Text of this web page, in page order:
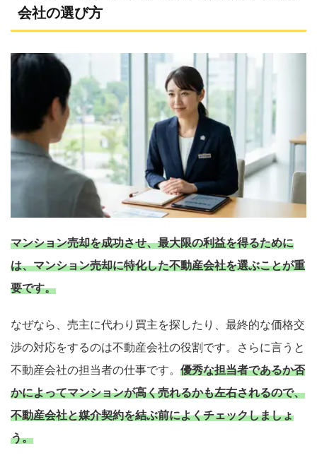
会社の選び方
マンション売却を成功させ、最大限の利益を得るために
は、マンション売却に特化した不動産会社を選ぶことが重
要です。
なぜなら、売主に代わり買主を探したり、最終的な価格交
渉の対応をするのは不動産会社の役割です。さらに言うと
不動産会社の担当者の仕事です。 優秀な担当者であるか否
かによってマンションが高く売れるかも左右されるので、
不動産会社と媒介契約を結ぶ前によくチェックしましょ
う。